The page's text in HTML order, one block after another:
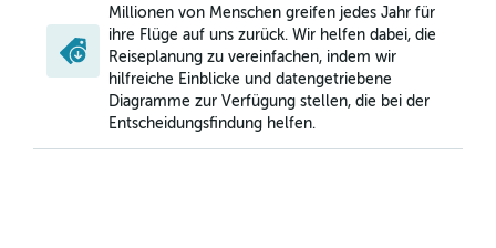
Millionen von Menschen greifen jedes Jahr für
ihre Flüge auf uns zurück. Wir helfen dabei, die
Reiseplanung zu vereinfachen, indem wir
hilfreiche Einblicke und datengetriebene
Diagramme zur Verfügung stellen, die bei der
Entscheidungsfindung helfen.